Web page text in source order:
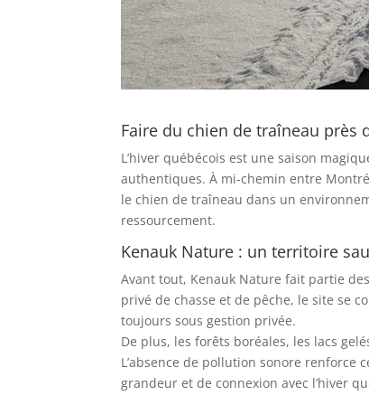
Faire du chien de traîneau près
L’hiver québécois est une saison
authentiques. À mi-chemin entre
le chien de traîneau dans un
ressourcement.
Kenauk Nature : un territoire
Avant tout, Kenauk Nature fait partie
privé de chasse et de pêche, le site se
toujours sous gestion privée.
De plus, les forêts boréales, les lacs
L’absence de pollution sonore renforce
grandeur et de connexion avec l’hiver